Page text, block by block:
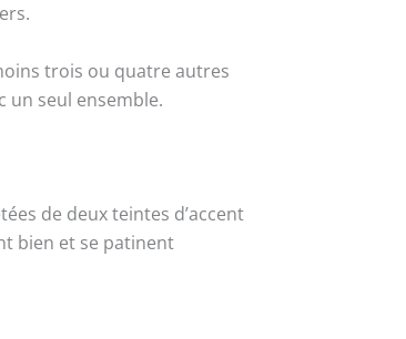
trois ou quatre autres
un seul ensemble.
de deux teintes d’accent
bien et se patinent